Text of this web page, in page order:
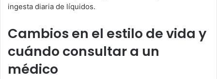
ingesta diaria de líquidos.
Cambios en el estilo de vida y
cuándo consultar a un
médico